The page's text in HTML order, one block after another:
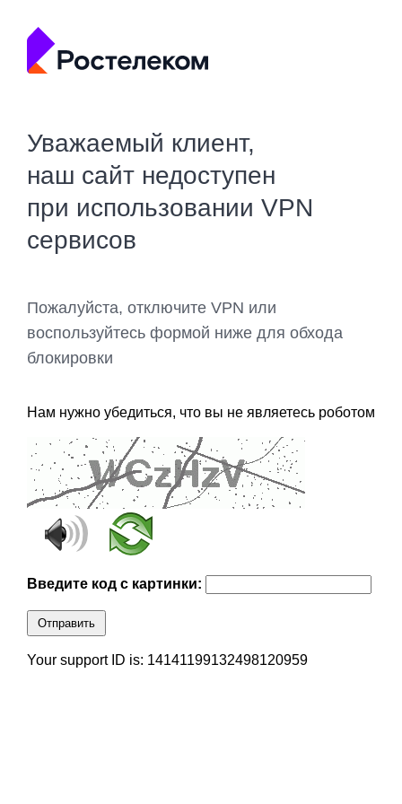
Уважаемый клиент,
наш сайт недоступен
при использовании VPN
сервисов
Пожалуйста, отключите VPN или
воспользуйтесь формой ниже для обхода
блокировки
Нам нужно убедиться, что вы не являетесь роботом
Введите код с картинки:
Отправить
Your support ID is: 14141199132498120959